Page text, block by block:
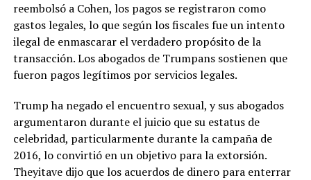
reembolsó a Cohen, los pagos se registraron como
gastos legales, lo que según los fiscales fue un intento
ilegal de enmascarar el verdadero propósito de la
transacción. Los abogados de Trumpans sostienen que
fueron pagos legítimos por servicios legales.
Trump ha negado el encuentro sexual, y sus abogados
argumentaron durante el juicio que su estatus de
celebridad, particularmente durante la campaña de
2016, lo convirtió en un objetivo para la extorsión.
Theyitave dijo que los acuerdos de dinero para enterrar